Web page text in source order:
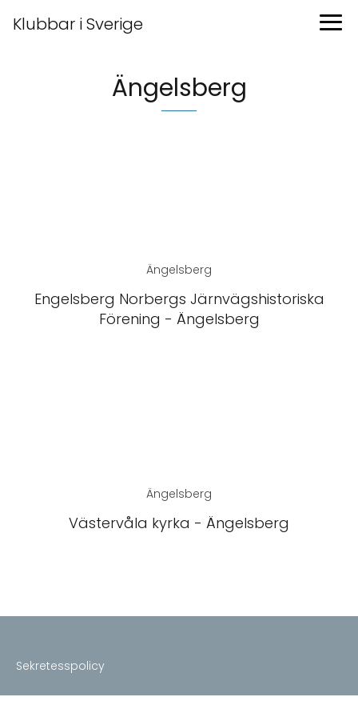
Klubbar i Sverige
Ängelsberg
Ängelsberg
Engelsberg Norbergs Järnvägshistoriska
Förening - Ängelsberg
Ängelsberg
Västervåla kyrka - Ängelsberg
Sekretesspolicy